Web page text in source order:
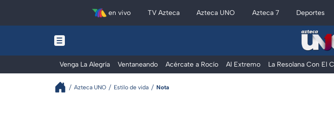
en vivo TV Azteca Azteca UNO Azteca 7 Deportes
Venga La Alegría Ventaneando Acércate a Rocío Al Extremo La Resolana Con El
Azteca UNO Estilo de vida Nota